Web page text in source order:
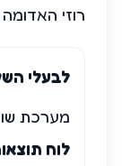
רוזי
לבעלי
מערכת
לוח